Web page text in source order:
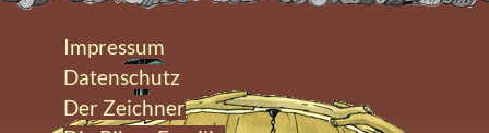
Impressum
Datenschutz
Der Zeichner